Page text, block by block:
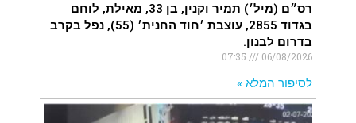
רס״ם (מיל׳) תמיר וקנין, בן 33, מאילת, לוחם
בגדוד 2855, עוצבת ׳חוד החנית׳ (55), נפל בקרב
בדרום לבנון.
06/08/2026
לסיפור המלא »